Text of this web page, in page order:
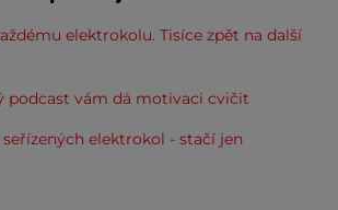
elektrokolu. Tisíce zpět na další
podcast vám dá motivaci cvičit
seřízených elektrokol - stačí jen